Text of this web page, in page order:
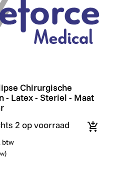
PI - Steriel - Maat 8.0 -
Chirurgische
Chirurgische
- Latex - Steriel - Maat
2 op voorraad
btw
)
In